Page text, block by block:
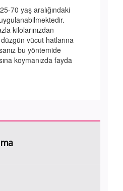
70 yaş aralığındaki
kilolarınızdan
vücut hatlarına
bu yöntemide
koymanızda fayda